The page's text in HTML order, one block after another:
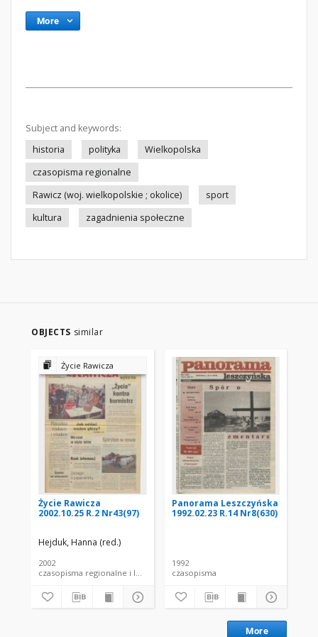
More
Subject and keywords:
historia
polityka
Wielkopolska
czasopisma regionalne
Rawicz (woj. wielkopolskie ; okolice)
sport
kultura
zagadnienia społeczne
OBJECTS similar
Życie Rawicza
Życie Rawicza
2002.10.25 R.2 Nr43(97)
Hejduk, Hanna (red.)
2002
czasopisma regionalne i lokalne
Panorama Leszczyńska
1992.02.23 R.14 Nr8(630)
1992
czasopisma
More